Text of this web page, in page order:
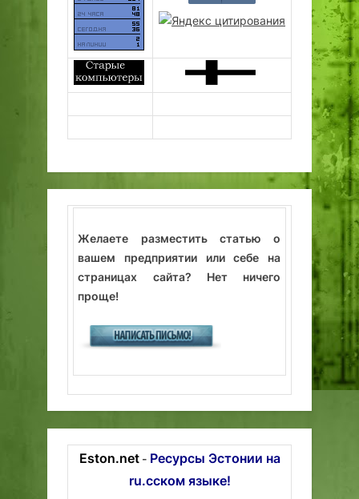
Желаете разместить статью о
вашем предприятии или себе на
страницах сайта? Нет ничего
проще!
Eston.net- Ресурсы Эстонии на
ru.сском языке!